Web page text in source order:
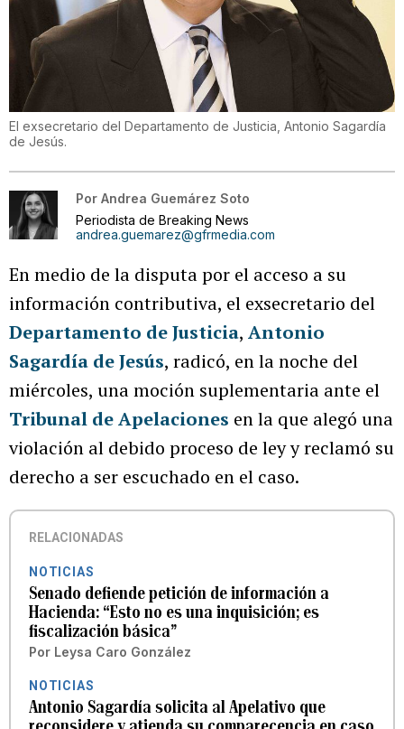
El exsecretario del Departamento de Justicia, Antonio Sagardía
de Jesús.
Por Andrea Guemárez Soto
Periodista de Breaking News
andrea.guemarez@gfrmedia.com
En medio de la disputa por el acceso a su
información contributiva, el exsecretario del
Departamento de Justicia, Antonio
Sagardía de Jesús, radicó, en la noche del
miércoles, una moción suplementaria ante el
Tribunal de Apelaciones en la que alegó una
violación al debido proceso de ley y reclamó su
derecho a ser escuchado en el caso.
RELACIONADAS
NOTICIAS
Senado defiende petición de información a
Hacienda: “Esto no es una inquisición; es
fiscalización básica”
Por Leysa Caro González
NOTICIAS
Antonio Sagardía solicita al Apelativo que